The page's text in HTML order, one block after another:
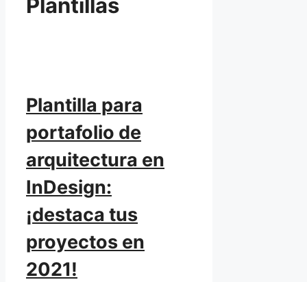
Plantillas
Plantilla para
portafolio de
arquitectura en
InDesign:
¡destaca tus
proyectos en
2021!